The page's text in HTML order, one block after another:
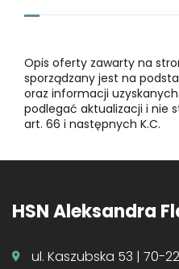
Opis oferty zawarty na
sporządzany jest na
oraz informacji
podlegać aktualizacji i nie
art. 66 i następnych K.C.
HSN Aleksandra
ul. Kaszubska 53 | 70-